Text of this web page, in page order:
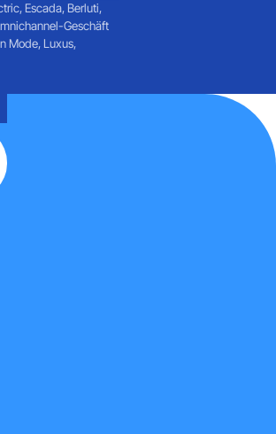
Escada, Berluti,
Geschäft
Mode, Luxus,
Rückblick auf einen Tag voller Austausch rund um